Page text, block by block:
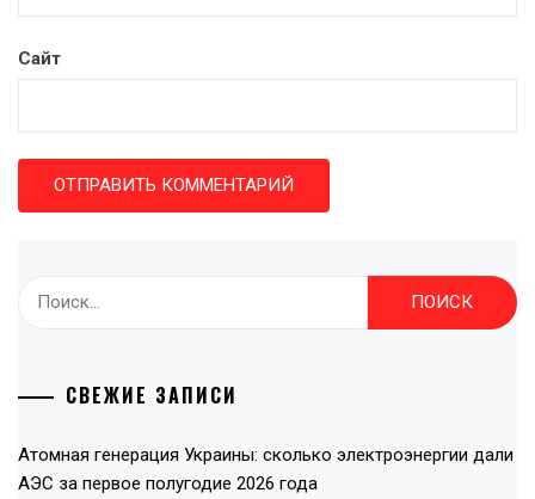
Сайт
СВЕЖИЕ ЗАПИСИ
Атомная генерация Украины: сколько электроэнергии дали
АЭС за первое полугодие 2026 года